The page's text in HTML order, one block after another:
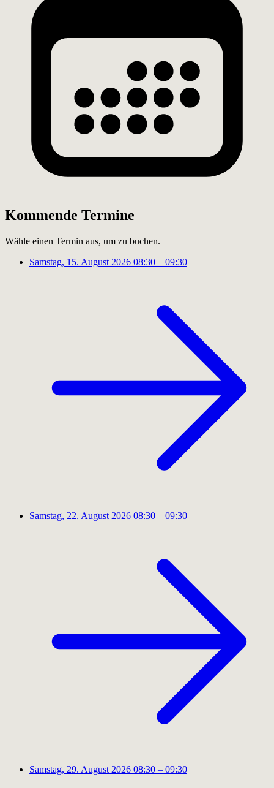
Kommende Termine
Wähle einen Termin aus, um zu buchen.
Samstag, 15. August 2026 08:30 – 09:30
Samstag, 22. August 2026 08:30 – 09:30
Samstag, 29. August 2026 08:30 – 09:30